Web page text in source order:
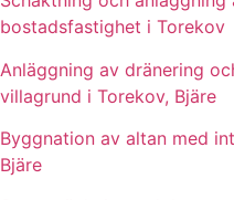
bostadsfastighet i Torekov
Anläggning av dränering
villagrund i Torekov, Bjäre
Byggnation av altan med
Bjäre